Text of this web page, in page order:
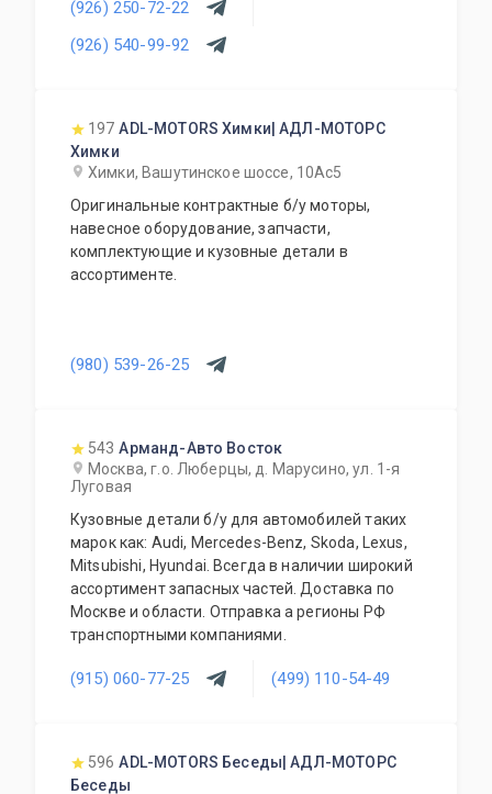
прочего. Предоставляется гарантия качества
на всю продукцию. Приемлемые цены и
система скидок для постоянных и оптовых
(926) 250-72-22
(926) 540-99-92
197 ADL-MOTORS Химки| АДЛ-МОТОРС
Химки
Химки, Вашутинское шоссе, 10Ас5
Оригинальные контрактные б/у моторы,
навесное оборудование, запчасти,
комплектующие и кузовные детали в
ассортименте.
(980) 539-26-25
543 Арманд-Авто Восток
Москва, г.о. Люберцы, д. Марусино, ул. 1-я
Луговая
Кузовные детали б/у для автомобилей таких
марок как: Audi, Mercedes-Benz, Skoda, Lexus,
Mitsubishi, Hyundai. Всегда в наличии широкий
ассортимент запасных частей. Доставка по
Москве и области. Отправка а регионы РФ
транспортными компаниями.
(915) 060-77-25 (499) 110-54-49
596 ADL-MOTORS Беседы| АДЛ-МОТОРС
Беседы